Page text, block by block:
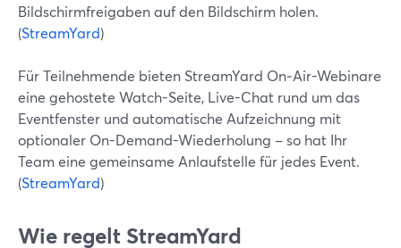
Bildschirmfreigaben auf den Bildschirm holen.
(StreamYard)
Für Teilnehmende bieten StreamYard On‑Air-Webinare
eine gehostete Watch-Seite, Live-Chat rund um das
Eventfenster und automatische Aufzeichnung mit
optionaler On-Demand-Wiederholung – so hat Ihr
Team eine gemeinsame Anlaufstelle für jedes Event.
(StreamYard)
Wie regelt StreamYard